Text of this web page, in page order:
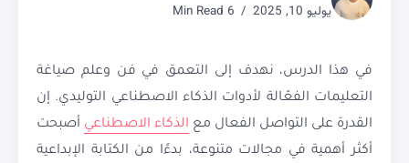
يوليو 10, 2025
في هذا الدرس، نهدف إلى التعمق في فن وعلم صياغة
التعليمات الفعّالة لأدوات الذكاء الاصطناعي التوليدي. إن
القدرة على التواصل الفعال مع الذكاء الاصطناعي أصبحت
أكثر أهمية في مجالات متنوعة، بدءًا من الكتابة الإبداعية